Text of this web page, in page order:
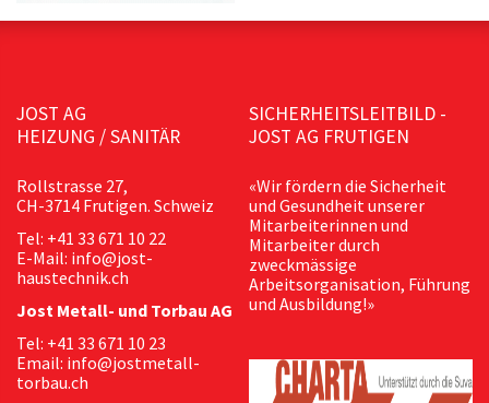
JOST AG
HEIZUNG / SANITÄR
Rollstrasse 27,
CH-3714 Frutigen. Schweiz
Tel: +41 33 671 10 22
E-Mail: info@jost-
haustechnik.ch
Jost Metall- und Torbau AG
Tel: +41 33 671 10 23
Email: info@jostmetall-
torbau.ch
SICHERHEITSLEITBILD -
JOST AG FRUTIGEN
«Wir fördern die Sicherheit
und Gesundheit unserer
Mitarbeiterinnen und
Mitarbeiter durch
zweckmässige
Arbeitsorganisation, Führung
und Ausbildung!»